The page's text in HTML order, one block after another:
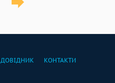
ДОВІДНИК КОНТАКТИ